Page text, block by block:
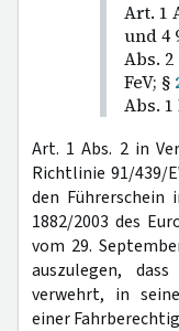
Art. 1
und 4
Abs. 2
FeV; §
Abs. 1
Art. 1 Abs. 2 in
Richtlinie 91/439/
den Führerschein
1882/2003 des
vom 29.
auszulegen,
verwehrt, in
einer